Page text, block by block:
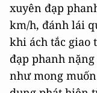
xuyên đạp
km/h, đánh lái
khi ách tắc giao
đạp phanh
như mong